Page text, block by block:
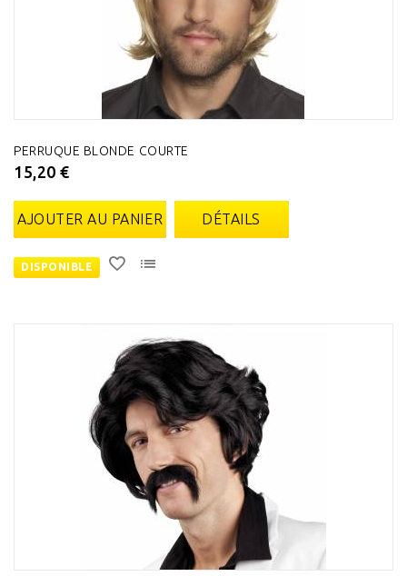
PERRUQUE BLONDE COURTE
15,20 €
AJOUTER AU PANIER DÉTAILS
DISPONIBLE